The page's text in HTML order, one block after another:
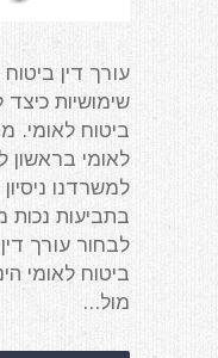
עורך דין
שימושיות כיצד
ביטוח לאומי.
לאומי בראשון
למשרדנו
בתביעות נכות
לבחור עורך
ביטוח לאומי
מול...